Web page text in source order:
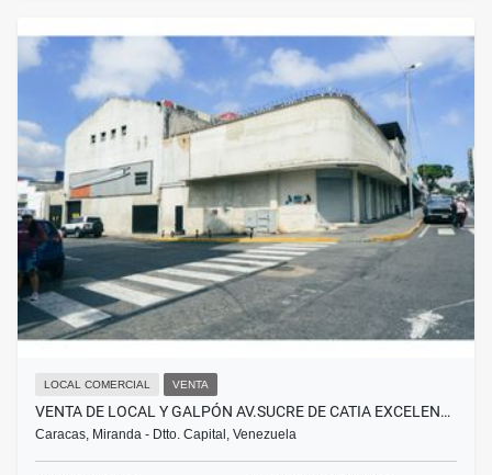
LOCAL COMERCIAL VENTA
VENTA DE LOCAL Y GALPÓN AV.SUCRE DE CATIA EXCELEN…
Caracas, Miranda - Dtto. Capital, Venezuela